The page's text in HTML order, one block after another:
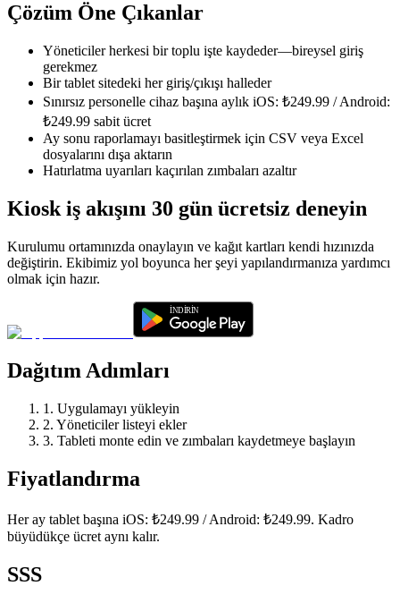
Çözüm Öne Çıkanlar
Yöneticiler herkesi bir toplu işte kaydeder—bireysel giriş
gerekmez
Bir tablet sitedeki her giriş/çıkışı halleder
Sınırsız personelle cihaz başına aylık iOS: ₺249.99 / Android:
₺249.99 sabit ücret
Ay sonu raporlamayı basitleştirmek için CSV veya Excel
dosyalarını dışa aktarın
Hatırlatma uyarıları kaçırılan zımbaları azaltır
Kiosk iş akışını 30 gün ücretsiz deneyin
Kurulumu ortamınızda onaylayın ve kağıt kartları kendi hızınızda
değiştirin. Ekibimiz yol boyunca her şeyi yapılandırmanıza yardımcı
olmak için hazır.
Dağıtım Adımları
1. Uygulamayı yükleyin
2. Yöneticiler listeyi ekler
3. Tableti monte edin ve zımbaları kaydetmeye başlayın
Fiyatlandırma
Her ay tablet başına iOS: ₺249.99 / Android: ₺249.99. Kadro
büyüdükçe ücret aynı kalır.
SSS